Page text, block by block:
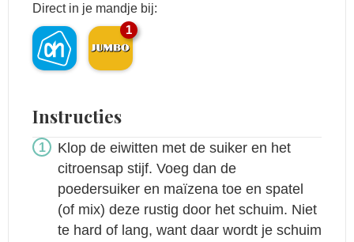
Direct in je mandje bij:
1
Instructies
Klop de eiwitten met de suiker en het
citroensap stijf. Voeg dan de
poedersuiker en maïzena toe en spatel
(of mix) deze rustig door het schuim. Niet
te hard of lang, want daar wordt je schuim